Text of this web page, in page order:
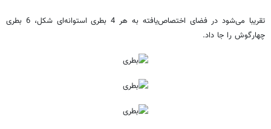
تقریبا می‌شود در فضای اختصاص‌یافته به هر 4 بطری استوانه‌ای شکل، 6 بطری
چهارگوش را جا داد.